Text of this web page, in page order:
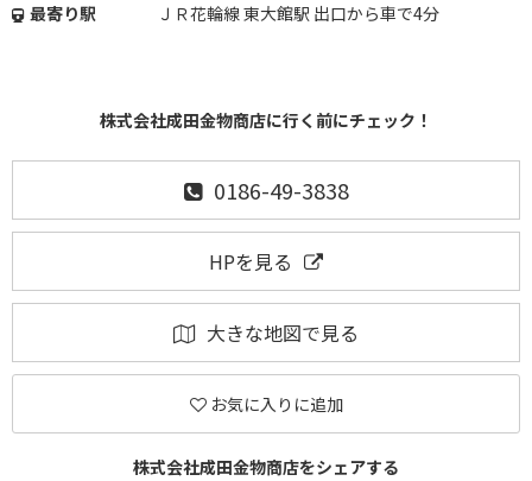
最寄り駅
ＪＲ花輪線 東大館駅 出口から車で4分
株式会社成田金物商店に行く前にチェック！
0186-49-3838
HPを見る
大きな地図で見る
お気に入りに追加
株式会社成田金物商店をシェアする